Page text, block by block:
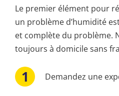
Le premier élément pour
un problème d’humidité
et complète du problème.
toujours à domicile sans
Demandez une